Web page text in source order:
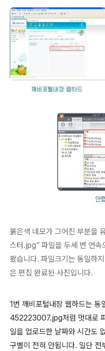
붉은색 네모가 그어진 부분을
스터.jpg” 파일을 두세 번 연속
봤습니다. 파일크기는 동일하
은 편집 완료된 사진입니다.
1번 깨비포털내장 웹하드는 동
452223007.jpg처럼 멋대로
일을 업로드한 날짜와 시간도
구별이 전혀 안됩니다. 일단